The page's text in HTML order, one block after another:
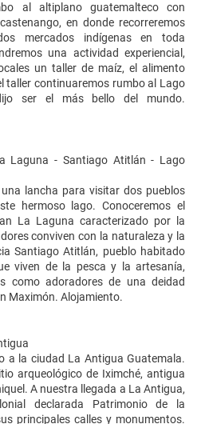
al altiplano guatemalteco con
en donde recorreremos
mercados indígenas en toda
una actividad experiencial,
un taller de maíz, el alimento
taller continuaremos rumbo al Lago
ser el más bello del mundo.
Laguna - Santiago Atitlán - Lago
lancha para visitar dos pueblos
hermoso lago. Conoceremos el
La Laguna caracterizado por la
conviven con la naturaleza y la
Santiago Atitlán, pueblo habitado
viven de la pesca y la artesanía,
como adoradores de una deidad
Maximón. Alojamiento.
a la ciudad La Antigua Guatemala.
arqueológico de Iximché, antigua
A nuestra llegada a La Antigua,
declarada Patrimonio de la
principales calles y monumentos.